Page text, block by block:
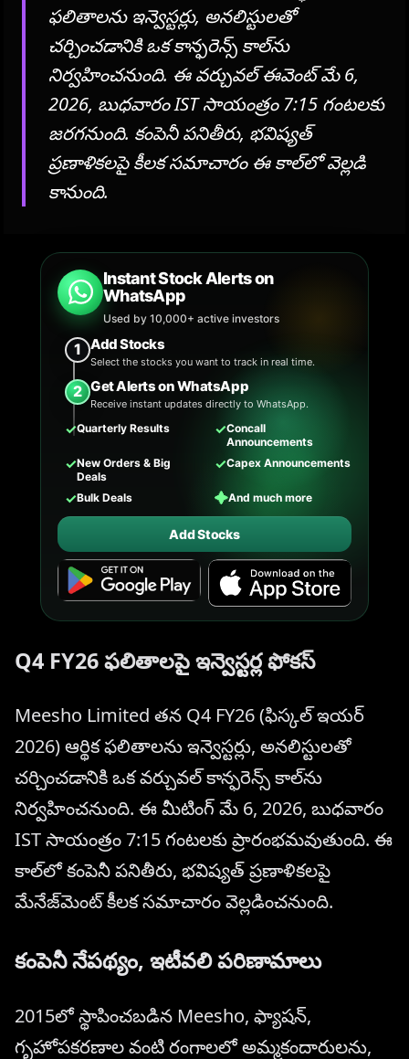
ఫలితాలను ఇన్వెస్టర్లు, అనలిస్టులతో
చర్చించడానికి ఒక కాన్ఫరెన్స్ కాల్‌ను
నిర్వహించనుంది. ఈ వర్చువల్ ఈవెంట్ మే 6,
2026, బుధవారం IST సాయంత్రం 7:15 గంటలకు
జరగనుంది. కంపెనీ పనితీరు, భవిష్యత్
ప్రణాళికలపై కీలక సమాచారం ఈ కాల్‌లో వెల్లడి
కానుంది.
Instant Stock Alerts on
WhatsApp
Used by 10,000+ active investors
1 Add Stocks
Select the stocks you want to track in real time.
2 Get Alerts on WhatsApp
Receive instant updates directly to WhatsApp.
✓Quarterly Results ✓Concall
Announcements
✓New Orders & Big
Deals
✓Capex Announcements
✓Bulk Deals ✦And much more
Add Stocks
Q4 FY26 ఫలితాలపై ఇన్వెస్టర్ల ఫోకస్
Meesho Limited తన Q4 FY26 (ఫిస్కల్ ఇయర్
2026) ఆర్థిక ఫలితాలను ఇన్వెస్టర్లు, అనలిస్టులతో
చర్చించడానికి ఒక వర్చువల్ కాన్ఫరెన్స్ కాల్‌ను
నిర్వహించనుంది. ఈ మీటింగ్ మే 6, 2026, బుధవారం
IST సాయంత్రం 7:15 గంటలకు ప్రారంభమవుతుంది. ఈ
కాల్‌లో కంపెనీ పనితీరు, భవిష్యత్ ప్రణాళికలపై
మేనేజ్‌మెంట్ కీలక సమాచారం వెల్లడించనుంది.
కంపెనీ నేపథ్యం, ఇటీవలి పరిణామాలు
2015లో స్థాపించబడిన Meesho, ఫ్యాషన్,
గృహోపకరణాల వంటి రంగాలలో అమ్మకందారులను,